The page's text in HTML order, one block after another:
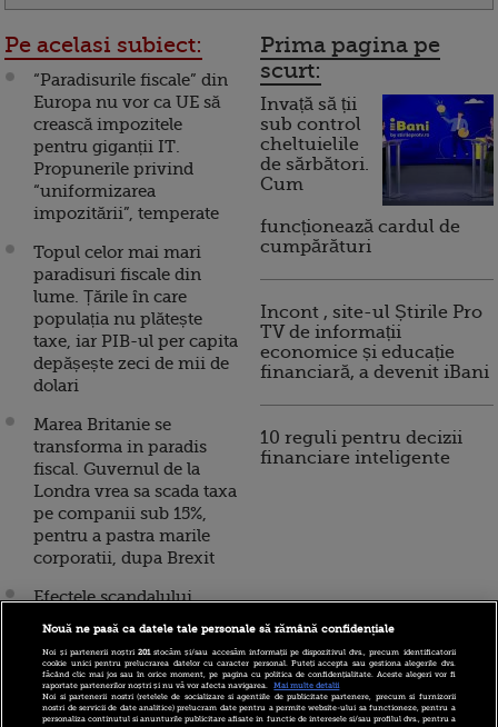
Pe acelasi subiect:
“Paradisurile fiscale” din
Europa nu vor ca UE să
crească impozitele
pentru giganții IT.
Propunerile privind
“uniformizarea
impozitării”, temperate
Topul celor mai mari
paradisuri fiscale din
lume. Țările în care
populația nu plătește
taxe, iar PIB-ul per capita
depășește zeci de mii de
dolari
Marea Britanie se
transforma in paradis
fiscal. Guvernul de la
Londra vrea sa scada taxa
pe companii sub 15%,
pentru a pastra marile
corporatii, dupa Brexit
Efectele scandalului
Panama Papers. Tarile
impotriva paradisurilor
fiscale de pe continent,
care faciliteaza
Prima pagina pe
scurt:
Invață să ții
sub control
cheltuielile
de sărbători.
Cum
funcționează cardul de
cumpărături
Incont , site-ul Știrile Pro
TV de informații
economice și educație
financiară, a devenit iBani
10 reguli pentru decizii
financiare inteligente
Nouă ne pasă ca datele tale personale să rămână confidențiale
Noi și partenerii noștri201stocăm și/sau accesăm informații pe dispozitivul dvs., precum identificatorii
cookie unici pentru prelucrarea datelor cu caracter personal. Puteți accepta sau gestiona alegerile dvs.
făcând clic mai jos sau în orice moment, pe pagina cu politica de confidențialitate. Aceste alegeri vor fi
raportate partenerilor noștri și nu vă vor afecta navigarea.
Mai multe detalii
Noi si partenerii nostri (retelele de socializare si agentiile de publicitate partenere, precum si furnizorii
nostri de servicii de date analitice) prelucram date pentru a permite website-ului sa functioneze, pentru a
personaliza continutul si anunturile publicitare afisate in functie de interesele si/sau profilul dvs., pentru a